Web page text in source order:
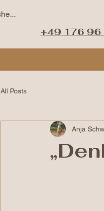
+49 176 96
All Posts
Anja